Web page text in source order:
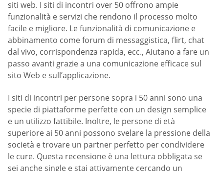
siti web. I siti di incontri over 50 offrono ampie
funzionalità e servizi che rendono il processo molto
facile e migliore. Le funzionalità di comunicazione e
abbinamento come forum di messaggistica, flirt, chat
dal vivo, corrispondenza rapida, ecc., Aiutano a fare un
passo avanti grazie a una comunicazione efficace sul
sito Web e sull’applicazione.
I siti di incontri per persone sopra i 50 anni sono una
specie di piattaforme perfette con un design semplice
e un utilizzo fattibile. Inoltre, le persone di età
superiore ai 50 anni possono svelare la pressione della
società e trovare un partner perfetto per condividere
le cure. Questa recensione è una lettura obbligata se
sei anche single e stai attivamente cercando un